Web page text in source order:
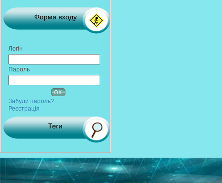
Форма входу
Логін
Пароль
Забули пароль?
Реєстрація
Теги